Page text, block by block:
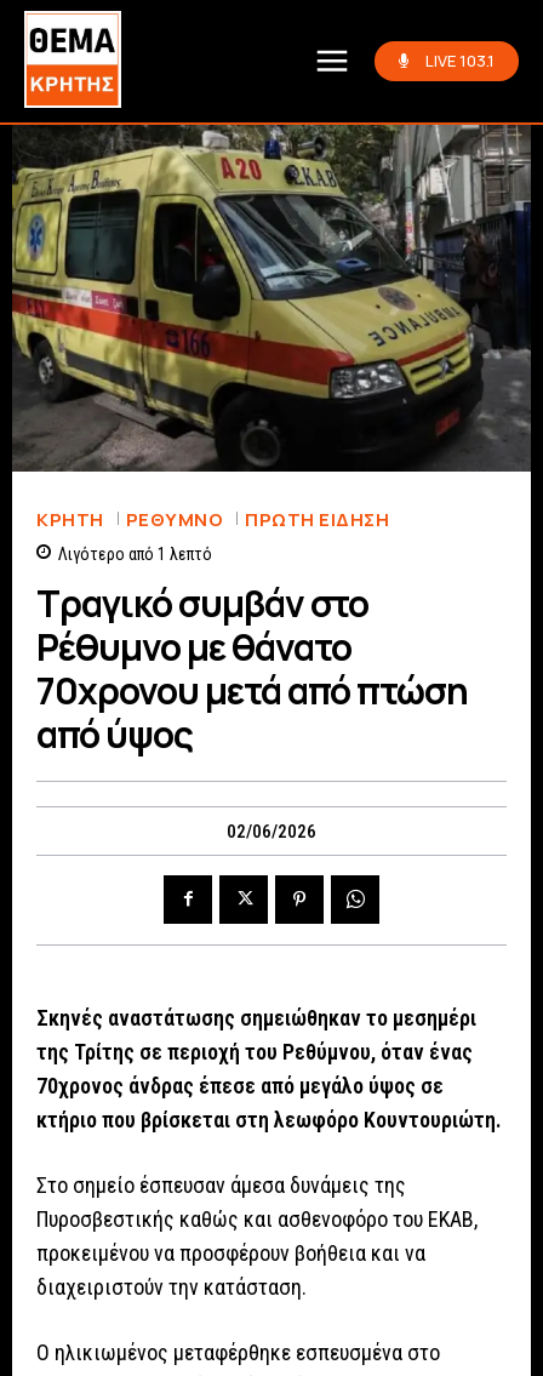
LIVE 103.1
ΚΡΗΤΗ ΡΈΘΥΜΝΟ ΠΡΏΤΗ ΕΊΔΗΣΗ
Λιγότερο από 1 λεπτό
Τραγικό συμβάν στο
Ρέθυμνο με θάνατο
70χρονου μετά από πτώση
από ύψος
02/06/2026
Σκηνές αναστάτωσης σημειώθηκαν το μεσημέρι
της Τρίτης σε περιοχή του Ρεθύμνου, όταν ένας
70χρονος άνδρας έπεσε από μεγάλο ύψος σε
κτήριο που βρίσκεται στη λεωφόρο Κουντουριώτη.
Στο σημείο έσπευσαν άμεσα δυνάμεις της
Πυροσβεστικής καθώς και ασθενοφόρο του ΕΚΑΒ,
προκειμένου να προσφέρουν βοήθεια και να
διαχειριστούν την κατάσταση.
Ο ηλικιωμένος μεταφέρθηκε εσπευσμένα στο